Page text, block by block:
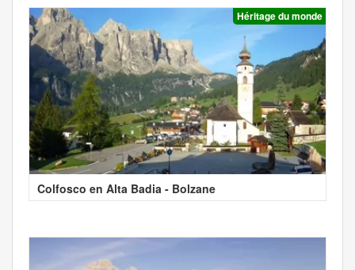
Héritage du monde
Colfosco en Alta Badia - Bolzane